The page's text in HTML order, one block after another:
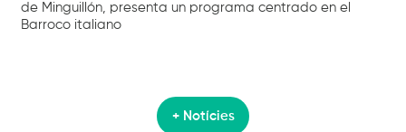
de Minguillón, presenta un programa centrado en el
Barroco italiano
+ Notícies